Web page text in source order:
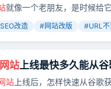
就像一个老朋友，是时候给
SEO改造 #网站改版 #URL
网站上线最快多久能从
站 上线后，怎样快速从谷歌